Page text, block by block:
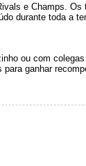
e Champs. Os
durante toda a
ou com colegas
ganhar